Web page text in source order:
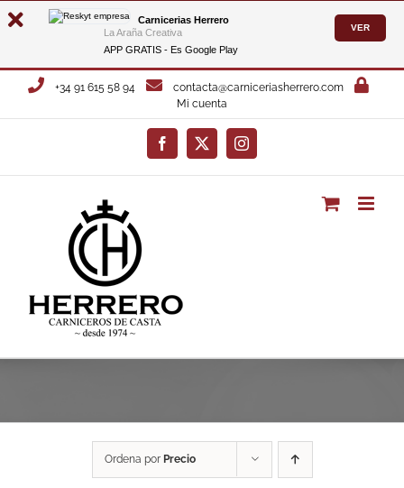
Carnicerias Herrero
La Araña Creativa
APP GRATIS - Es Google Play
VER
Saltar
+34 91 615 58 94
contacta@carniceriasherrero.com
Mi cuenta
Facebook
X Instagram
Ordena por Precio